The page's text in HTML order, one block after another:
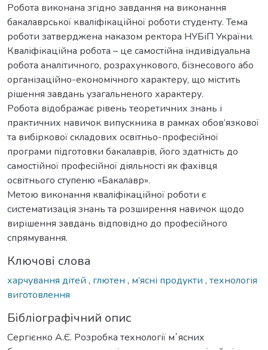
Робота виконана згідно завдання на виконання
бакалаврської кваліфікаційної роботи студенту. Тема
роботи затверджена наказом ректора НУБіП України.
Кваліфікаційна робота – це самостійна індивідуальна
робота аналітичного, розрахункового, бізнесового або
організаційно-економічного характеру, що містить
рішення завдань узагальненого характеру.
Робота відображає рівень теоретичних знань і
практичних навичок випускника в рамках обов’язкової
та вибіркової складових освітньо-професійної
програми підготовки бакалаврів, його здатність до
самостійної професійної діяльності як фахівця
освітнього ступеню «Бакалавр».
Метою виконання кваліфікаційної роботи є
систематизація знань та розширення навичок щодо
вирішення завдань відповідно до професійного
спрямування.
Ключові слова
харчування дітей , глютен , м’ясні продукти , технологія
виготовлення
Бібліографічний опис
Сергієнко А.Є. Розробка технології м´ясних